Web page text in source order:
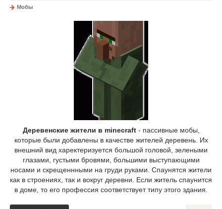
Мобы
Деревенские жители в minecraft- пассивные мобы,
которые были добавлены в качестве жителей деревень. Их
внешний вид харектеризуется большой головой, зелеными
глазами, густыми бровями, большими выступающими
носами и скрещеннными на груди руками. Спаунятся жители
как в строениях, так и вокруг деревни. Если житель спаунится
в доме, то его профессия соответствует типу этого здания.